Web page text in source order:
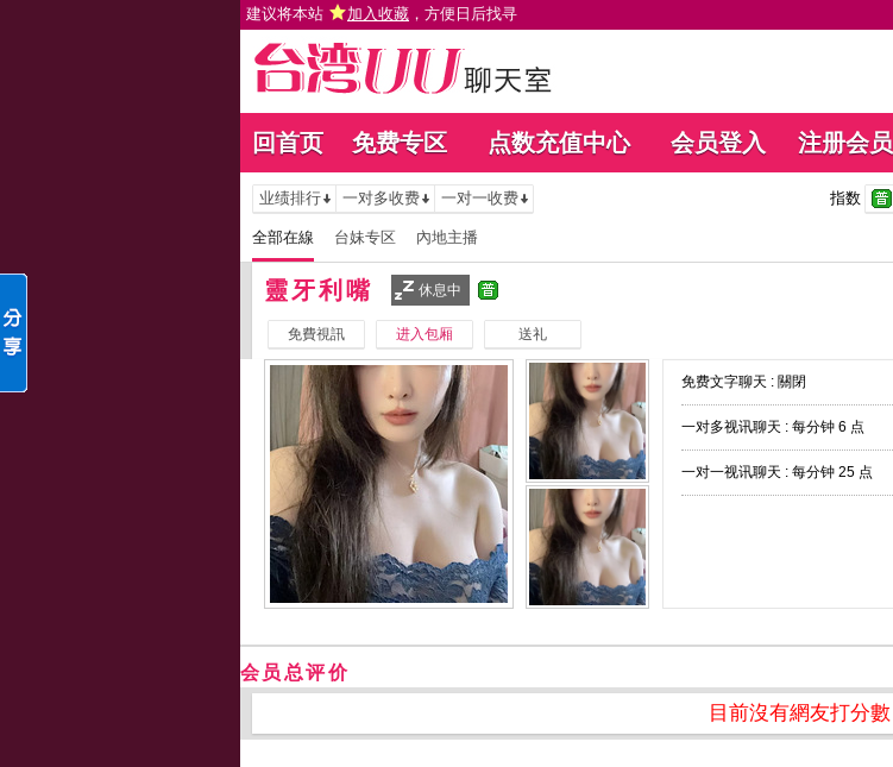
建议将本站 加入收藏 ，方便日后找寻
回首页 免费专区 点数充值中心 会员登入 注册会员
业绩排行 一对多收费 一对一收费 指数
全部在線 台妹专区 內地主播
靈牙利嘴 休息中
免費視訊 进入包厢 送礼
免费文字聊天 : 關閉
一对多视讯聊天 : 每分钟 6 点
一对一视讯聊天 : 每分钟 25 点
会员总评价
目前沒有網友打分數